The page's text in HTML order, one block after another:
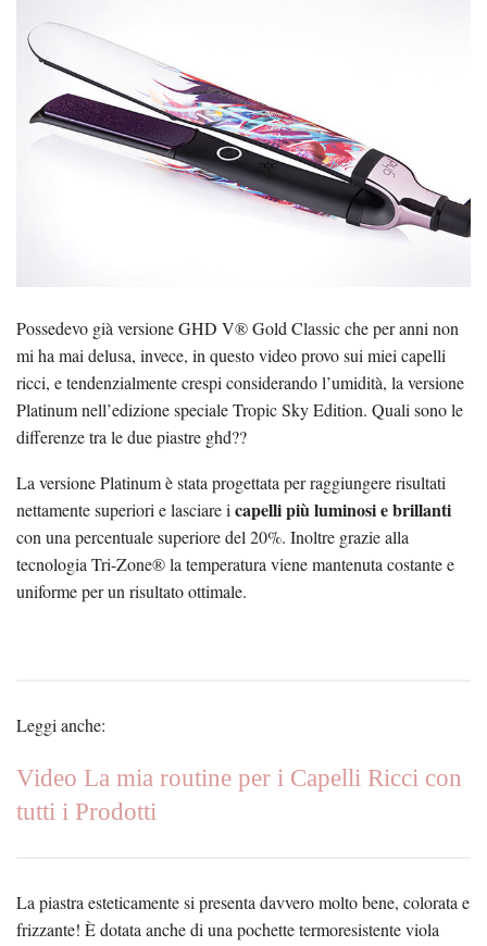
Possedevo già versione GHD V® Gold Classic che per anni non
mi ha mai delusa, invece, in questo video provo sui miei capelli
ricci, e tendenzialmente crespi considerando l’umidità, la versione
Platinum nell’edizione speciale Tropic Sky Edition. Quali sono le
differenze tra le due piastre ghd??
La versione Platinum è stata progettata per raggiungere risultati
nettamente superiori e lasciare icapelli più luminosi e brillanti
con una percentuale superiore del 20%. Inoltre grazie alla
tecnologia Tri-Zone® la temperatura viene mantenuta costante e
uniforme per un risultato ottimale.
Leggi anche:
Video La mia routine per i Capelli Ricci con
tutti i Prodotti
La piastra esteticamente si presenta davvero molto bene, colorata e
frizzante! È dotata anche di una pochette termoresistente viola